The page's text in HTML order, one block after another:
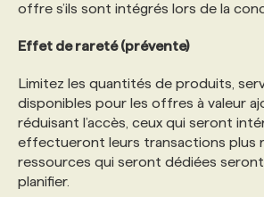
offre s’ils sont intégrés lors de la
Effet de rareté (prévente)
Limitez les quantités de produits,
disponibles pour les offres à valeur
réduisant l’accès, ceux qui seront
effectueront leurs transactions plus
ressources qui seront dédiées
planifier.